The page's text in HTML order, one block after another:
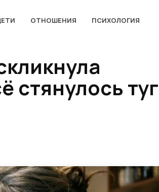
ОТНОШЕНИЯ ПСИХОЛОГИЯ
стянулось